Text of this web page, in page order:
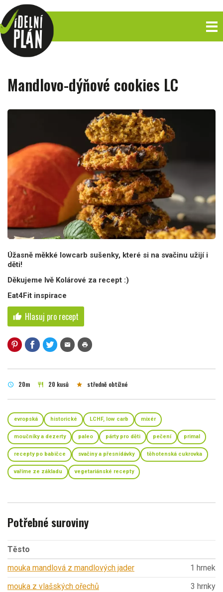
Mandlovo-dýňové cookies LC
Úžasně měkké lowcarb sušenky, které si na svačinu užijí i
děti!
Děkujeme Ivě Kolárové za recept :)
Eat4Fit inspirace
thumb_up Hlasuj pro recept
mail print
schedule 20m restaurant 20 kusů star středně obtížné
evropská historické LCHF, low carb mixér
moučníky a dezerty paleo párty pro děti pečení primal
recepty po babičce svačiny a přesnídávky těhotenská cukrovka
vaříme ze základu vegetariánské recepty
Potřebné suroviny
Těsto
mouka mandlová z mandlových jader
1 hrnek
mouka z vlašských ořechů
3 hrnky